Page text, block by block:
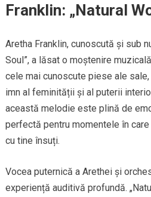
Franklin: „Natural
Aretha Franklin, cunoscută și sub
Soul”, a lăsat o moștenire
cele mai cunoscute piese ale sale,
imn al feminității și al puterii
această melodie este plină de
perfectă pentru momentele în
cu tine însuți.
Vocea puternică a Arethei și
experiență auditivă profundă.